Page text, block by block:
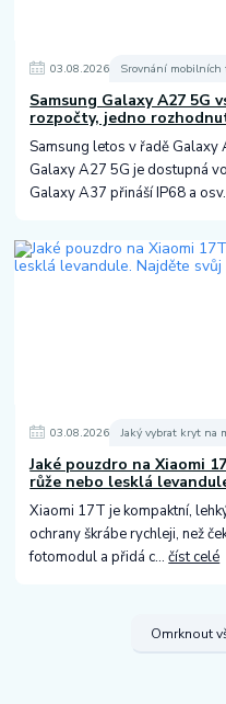
03.08.2026 Srovnání mobilních
Samsung Galaxy A27 5G
rozpočty, jedno
Samsung letos v řadě
Galaxy A27 5G je dostupná
Galaxy A37 přináší IP68 a
03.08.2026 Jaký vybrat kryt na
Jaké pouzdro na Xiaomi
růže nebo lesklá
Xiaomi 17T je kompaktní,
ochrany škrábe rychleji, než
fotomodul a přidá c...číst celé
Omrknout